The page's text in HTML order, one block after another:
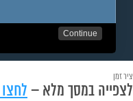
ציר זמן
לצפייה במסך מלא –